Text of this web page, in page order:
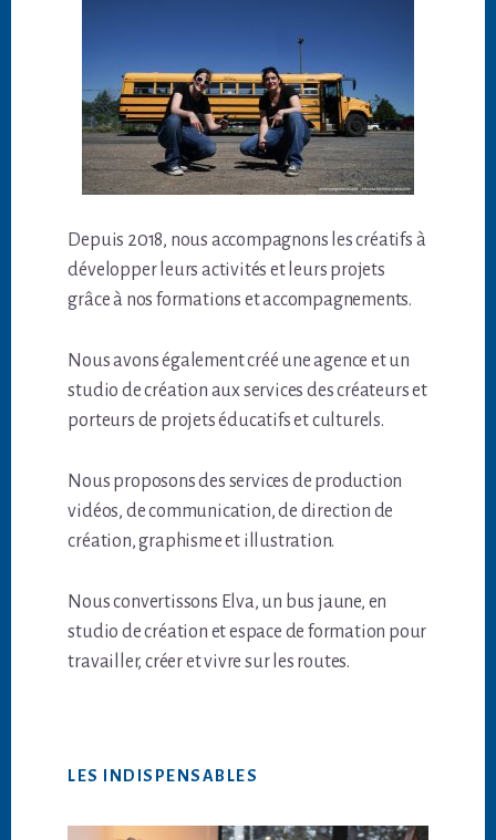
Depuis 2018, nous accompagnons les créatifs à
développer leurs activités et leurs projets
grâce à nos formations et accompagnements.
Nous avons également créé une agence et un
studio de création aux services des créateurs et
porteurs de projets éducatifs et culturels.
Nous proposons des services de production
vidéos, de communication, de direction de
création, graphisme et illustration.
Nous convertissons Elva, un bus jaune, en
studio de création et espace de formation pour
travailler, créer et vivre sur les routes.
LES INDISPENSABLES